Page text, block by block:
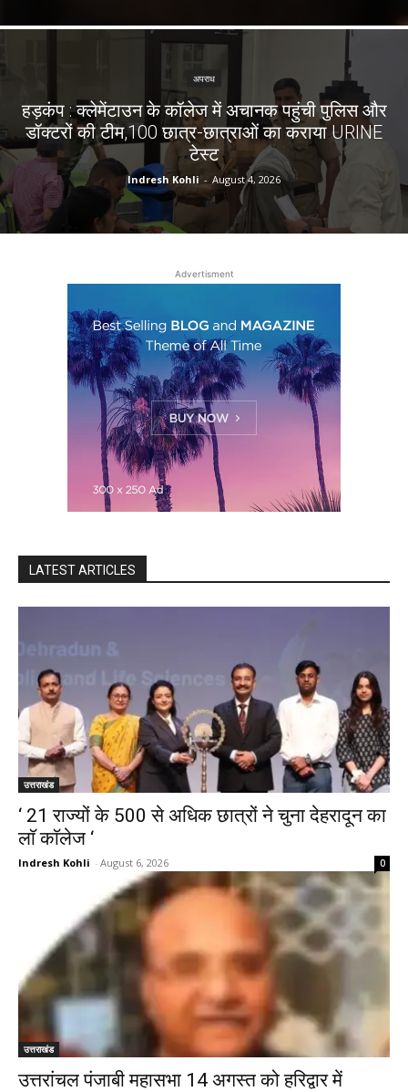
अपराध
हड़कंप : क्लेमेंटाउन के कॉलेज में अचानक पहुंची पुलिस और
डॉक्टरों की टीम,100 छात्र-छात्राओं का कराया URINE
टेस्ट
Indresh Kohli - August 4, 2026
Advertisment
LATEST ARTICLES
उत्तराखंड
‘ 21 राज्यों के 500 से अधिक छात्रों ने चुना देहरादून का
लाॅ काॅलेज ‘
Indresh Kohli - August 6, 2026 0
उत्तराखंड
उत्तरांचल पंजाबी महासभा 14 अगस्त को हरिद्वार में